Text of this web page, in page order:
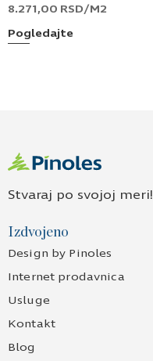
8.271,00 RSD/M2
Pogledajte
Stvaraj po svojoj meri!
Izdvojeno
Design by Pinoles
Internet prodavnica
Usluge
Kontakt
Blog